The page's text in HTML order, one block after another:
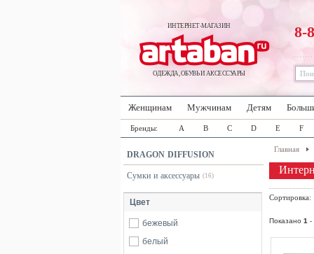
ИНТЕРНЕТ-МАГАЗИН
ОДЕЖДА, ОБУВЬ И АКСЕССУАРЫ
8-
Женщинам Мужчинам Детям
Бренды: A B C D E F
DRAGON DIFFUSION
Сумки и аксессуары (16)
Цвет
бежевый
белый
Главная
Показано 1 -